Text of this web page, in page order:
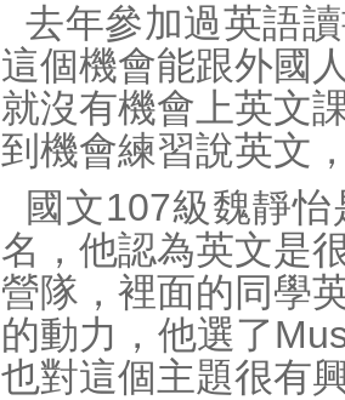
去年參加過英語
這個機會能跟外國
就沒有機會上英文
到機會練習說英文
國文107級魏靜
名，他認為英文是
營隊，裡面的同學
的動力，他選了
也對這個主題很有